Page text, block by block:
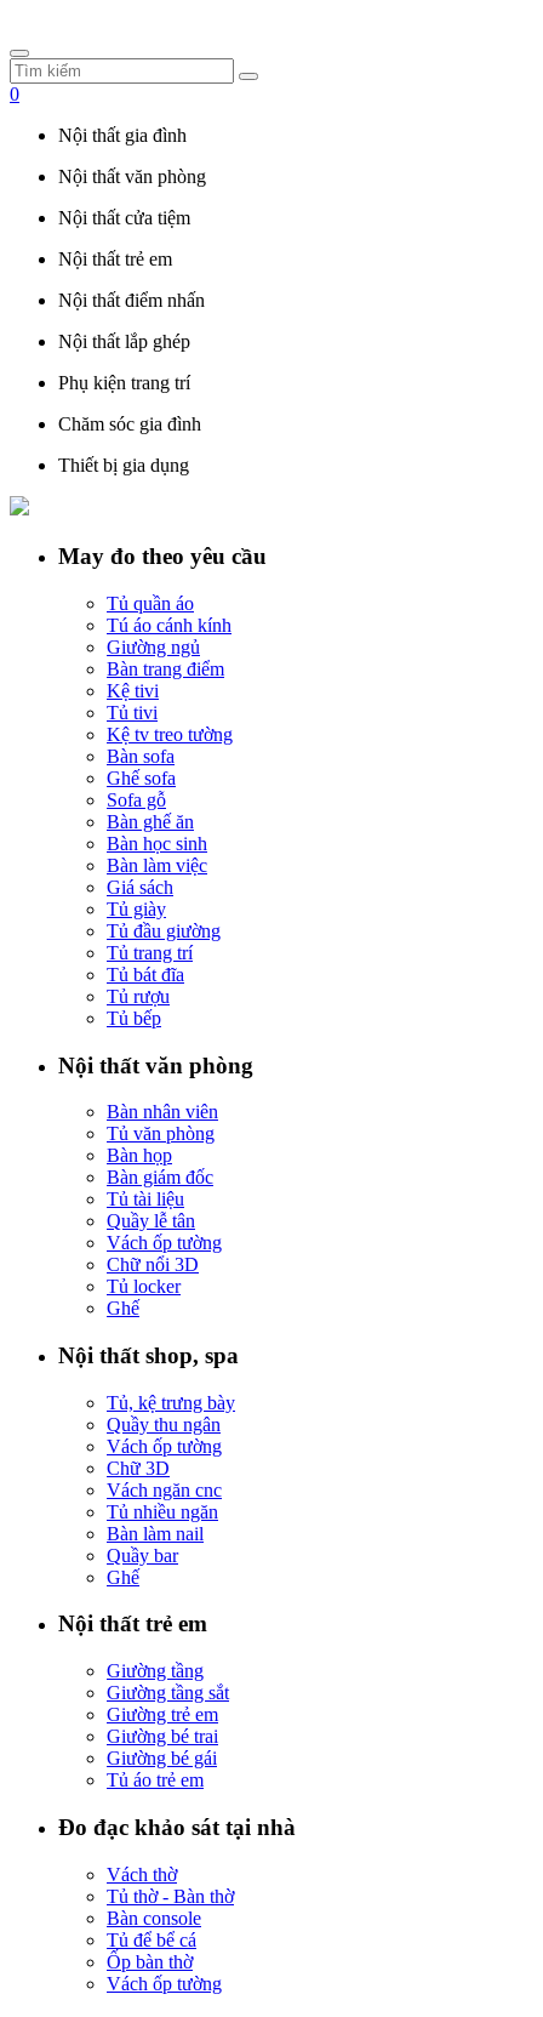
0
Nội thất gia đình
Nội thất văn phòng
Nội thất cửa tiệm
Nội thất trẻ em
Nội thất điểm nhấn
Nội thất lắp ghép
Phụ kiện trang trí
Chăm sóc gia đình
Thiết bị gia dụng
May đo theo yêu cầu
Tủ quần áo
Tú áo cánh kính
Giường ngủ
Bàn trang điểm
Kệ tivi
Tủ tivi
Kệ tv treo tường
Bàn sofa
Ghế sofa
Sofa gỗ
Bàn ghế ăn
Bàn học sinh
Bàn làm việc
Giá sách
Tủ giày
Tủ đầu giường
Tủ trang trí
Tủ bát đĩa
Tủ rượu
Tủ bếp
Nội thất văn phòng
Bàn nhân viên
Tủ văn phòng
Bàn họp
Bàn giám đốc
Tủ tài liệu
Quầy lễ tân
Vách ốp tường
Chữ nổi 3D
Tủ locker
Ghế
Nội thất shop, spa
Tủ, kệ trưng bày
Quầy thu ngân
Vách ốp tường
Chữ 3D
Vách ngăn cnc
Tủ nhiều ngăn
Bàn làm nail
Quầy bar
Ghế
Nội thất trẻ em
Giường tầng
Giường tầng sắt
Giường trẻ em
Giường bé trai
Giường bé gái
Tủ áo trẻ em
Đo đạc khảo sát tại nhà
Vách thờ
Tủ thờ - Bàn thờ
Bàn console
Tủ để bể cá
Ốp bàn thờ
Vách ốp tường